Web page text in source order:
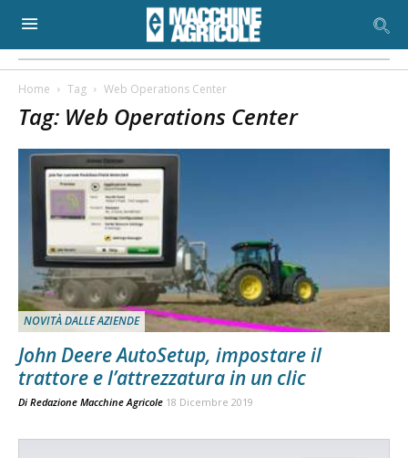
Home Tag Web Operations Center
Tag: Web Operations Center
NOVITÀ DALLE AZIENDE
John Deere AutoSetup, impostare il
trattore e l’attrezzatura in un clic
Di Redazione Macchine Agricole 18 Dicembre 2019